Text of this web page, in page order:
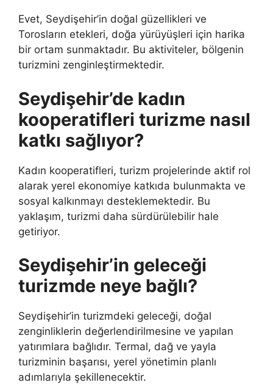
Evet, Seydişehir’in doğal güzellikleri ve
Torosların etekleri, doğa yürüyüşleri için harika
bir ortam sunmaktadır. Bu aktiviteler, bölgenin
turizmini zenginleştirmektedir.
Seydişehir’de kadın
kooperatifleri turizme nasıl
katkı sağlıyor?
Kadın kooperatifleri, turizm projelerinde aktif rol
alarak yerel ekonomiye katkıda bulunmakta ve
sosyal kalkınmayı desteklemektedir. Bu
yaklaşım, turizmi daha sürdürülebilir hale
getiriyor.
Seydişehir’in geleceği
turizmde neye bağlı?
Seydişehir’in turizmdeki geleceği, doğal
zenginliklerin değerlendirilmesine ve yapılan
yatırımlara bağlıdır. Termal, dağ ve yayla
turizminin başarısı, yerel yönetimin planlı
adımlarıyla şekillenecektir.